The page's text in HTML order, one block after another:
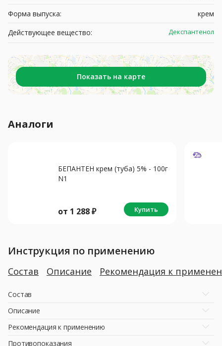
Форма выпуска:
крем
Действующее вещество:
Декспантенол
Показать на карте
Аналоги
БЕПАНТЕН крем (туба) 5% - 100г
N1
от 1 288₽ Купить
Инструкция по применению
Состав Описание Рекомендация к
Состав
Описание
Рекомендация к применению
Противопоказания